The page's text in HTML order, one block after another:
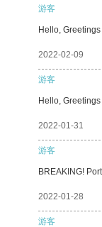
游客
Hello, Greetings
2022-02-09
游客
Hello, Greetings
2022-01-31
游客
BREAKING!
2022-01-28
游客